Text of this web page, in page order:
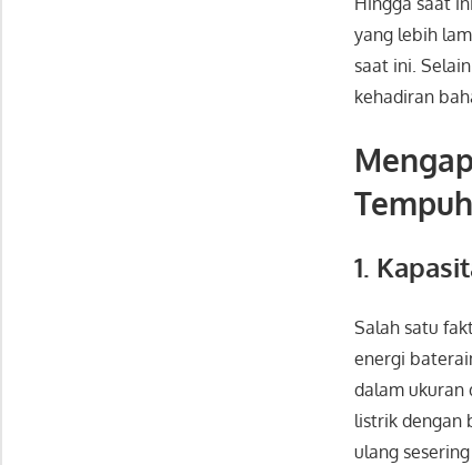
yang lebih
saat ini.
kehadiran
1.
Salah satu
energi
dalam ukuran
listrik dengan
ulang